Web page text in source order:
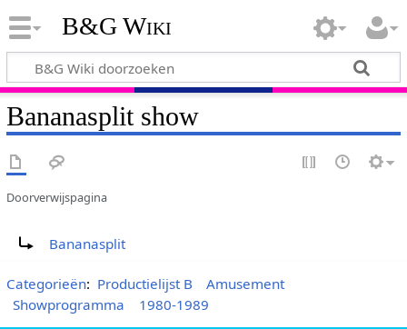
B&G Wiki
Bananasplit show
Doorverwijspagina
Bananasplit
Categorieën: Productielijst B
Amusement
Showprogramma
1980-1989